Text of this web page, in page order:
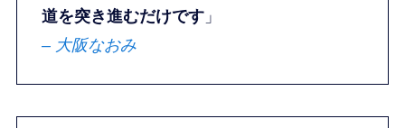
道を突き進むだけです」
– 大阪なおみ